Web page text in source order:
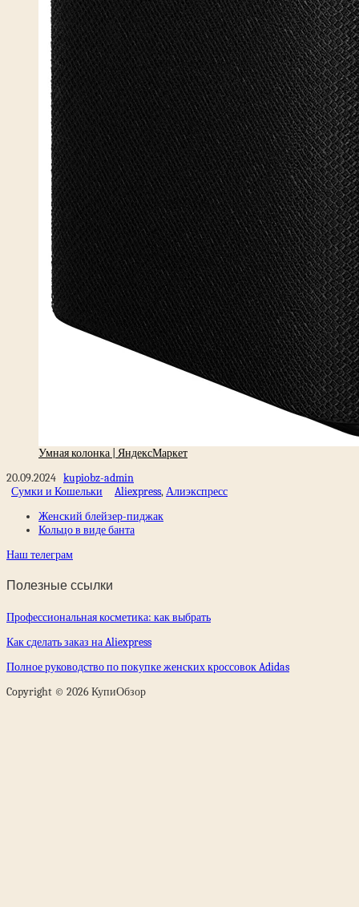
Умная колонка | ЯндексМаркет
20.09.2024 kupiobz-admin
Сумки и Кошельки
Aliexpress,Алиэкспресс
Женский блейзер-пиджак
Кольцо в виде банта
Наш телеграм
Полезные ссылки
Профессиональная косметика: как выбрать
Как сделать заказ на Aliexpress
Полное руководство по покупке женских кроссовок Adidas
Copyright © 2026 КупиОбзор